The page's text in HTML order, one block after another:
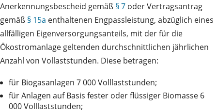
Anerkennungsbescheid gemäß § 7 oder Vertragsantrag
gemäß § 15a enthaltenen Engpassleistung, abzüglich eines
allfälligen Eigenversorgungsanteils, mit der für die
Ökostromanlage geltenden durchschnittlichen jährlichen
Anzahl von Vollaststunden. Diese betragen:
für Biogasanlagen 7 000 Volllaststunden;
für Anlagen auf Basis fester oder flüssiger Biomasse 6
000 Volllaststunden;